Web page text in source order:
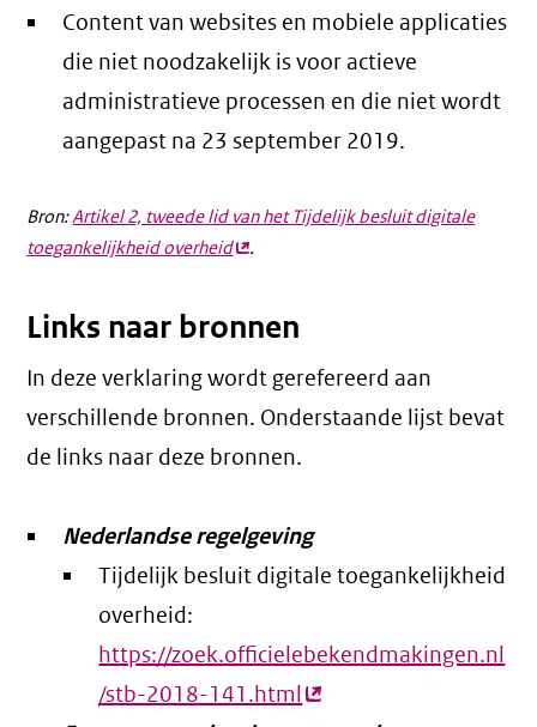
Content van websites en mobiele applicaties
die niet noodzakelijk is voor actieve
administratieve processen en die niet wordt
aangepast na 23 september 2019.
Bron:Artikel 2, tweede lid van het Tijdelijk besluit digitale
toegankelijkheid overheid(externe
.
Links naar bronnen
In deze verklaring wordt gerefereerd aan
verschillende bronnen. Onderstaande lijst bevat
de links naar deze bronnen.
Nederlandse regelgeving
Tijdelijk besluit digitale toegankelijkheid
overheid:
https://zoek.officielebekendmakingen.nl
/stb-2018-141.html(externe